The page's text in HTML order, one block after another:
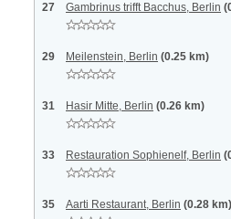
27 Gambrinus trifft Bacchus, Berlin
29 Meilenstein, Berlin (0.25 km)
31 Hasir Mitte, Berlin (0.26 km)
33 Restauration Sophienelf, Berlin
35 Aarti Restaurant, Berlin (0.28 km)